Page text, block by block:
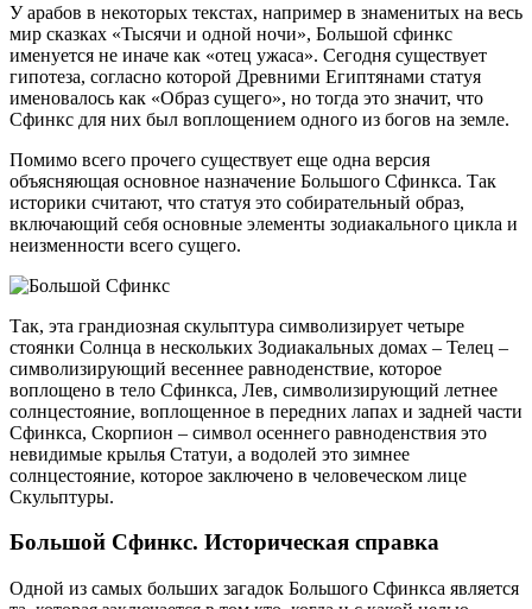
У арабов в некоторых текстах, например в знаменитых на весь
мир сказках «Тысячи и одной ночи», Большой сфинкс
именуется не иначе как «отец ужаса». Сегодня существует
гипотеза, согласно которой Древними Египтянами статуя
именовалось как «Образ сущего», но тогда это значит, что
Сфинкс для них был воплощением одного из богов на земле.
Помимо всего прочего существует еще одна версия
объясняющая основное назначение Большого Сфинкса. Так
историки считают, что статуя это собирательный образ,
включающий себя основные элементы зодиакального цикла и
неизменности всего сущего.
Так, эта грандиозная скульптура символизирует четыре
стоянки Солнца в нескольких Зодиакальных домах – Телец –
символизирующий весеннее равноденствие, которое
воплощено в тело Сфинкса, Лев, символизирующий летнее
солнцестояние, воплощенное в передних лапах и задней части
Сфинкса, Скорпион – символ осеннего равноденствия это
невидимые крылья Статуи, а водолей это зимнее
солнцестояние, которое заключено в человеческом лице
Скульптуры.
Большой Сфинкс. Историческая справка
Одной из самых больших загадок Большого Сфинкса является